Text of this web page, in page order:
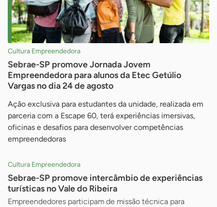
Cultura Empreendedora
Sebrae-SP promove Jornada Jovem
Empreendedora para alunos da Etec Getúlio
Vargas no dia 24 de agosto
Ação exclusiva para estudantes da unidade, realizada em
parceria com a Escape 60, terá experiências imersivas,
oficinas e desafios para desenvolver competências
empreendedoras
Cultura Empreendedora
Sebrae-SP promove intercâmbio de experiências
turísticas no Vale do Ribeira
Empreendedores participam de missão técnica para